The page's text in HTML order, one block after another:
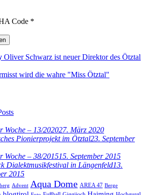
Code *
Oliver Schwarz ist neuer Direktor des Ötztal
wird die wahre "Miss Ötztal"
Woche – 13/202027. März 2020
Pionierprojekt im Ötztal23. September
Woche – 38/201515. September 2015
Dialektmusikfestival in Längenfeld13.
2015
Advent Aqua Dome AREA 47 Berge